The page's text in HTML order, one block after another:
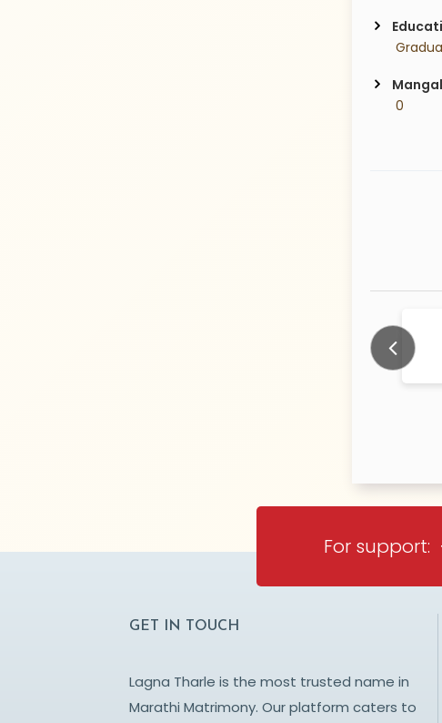
0
Previous
N/A
For support:
GET IN TOUCH
Lagna Tharle is the most trusted name in
Marathi Matrimony. Our platform caters to